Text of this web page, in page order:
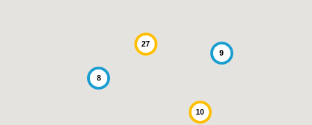
9
8
27
10